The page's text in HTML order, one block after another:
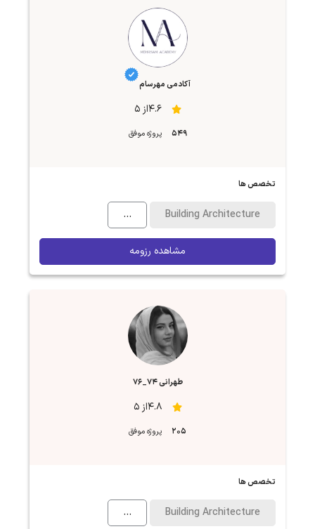
آکادمی مهرسام
4.6از 5
549 پروژه موفق
تخصص ها
Building Architecture
...
مشاهده رزومه
طهرانی ۷۴_۷۶
4.8از 5
205 پروژه موفق
تخصص ها
Building Architecture
...